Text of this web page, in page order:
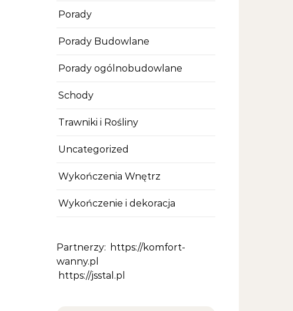
Porady
Porady Budowlane
Porady ogólnobudowlane
Schody
Trawniki i Rośliny
Uncategorized
Wykończenia Wnętrz
Wykończenie i dekoracja
Partnerzy: https://komfort-
wanny.pl
https://jsstal.pl